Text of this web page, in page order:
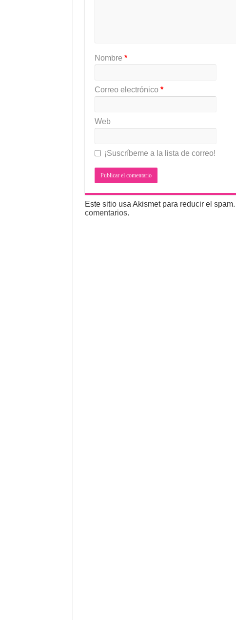
Nombre *
Correo electrónico *
Web
¡Suscríbeme a la lista de correo!
Este sitio usa Akismet para reducir el spam.
comentarios.